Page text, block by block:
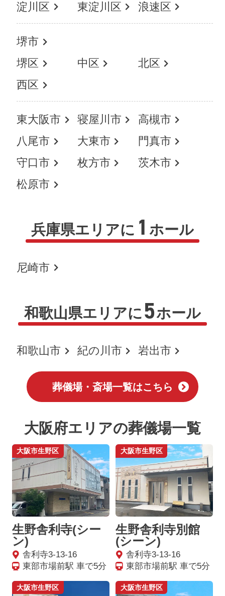
淀川区
東淀川区 浪速区
堺市
堺区
中区
北区
西区
東大阪市 寝屋川市
高槻市
八尾市
大東市
門真市
守口市
枚方市
茨木市
松原市
兵庫県エリアに 1 ホール
尼崎市
和歌山県エリアに5ホール
和歌山市 紀の川市 岩出市
葬儀場・斎場一覧はこちら
大阪府エリアの葬儀場一覧
大阪市生野区
生野舎利寺(シー
ン)
舎利寺3-13-16
東部市場前駅 車で5分
大阪市生野区
生野舎利寺別館
(シーン)
舎利寺3-13-16
東部市場前駅 車で5分
大阪市生野区 大阪市生野区